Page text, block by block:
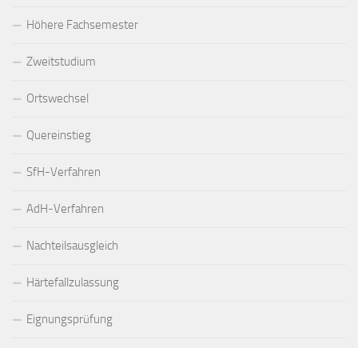
Höhere Fachsemester
Zweitstudium
Ortswechsel
Quereinstieg
SfH-Verfahren
AdH-Verfahren
Nachteilsausgleich
Härtefallzulassung
Eignungsprüfung